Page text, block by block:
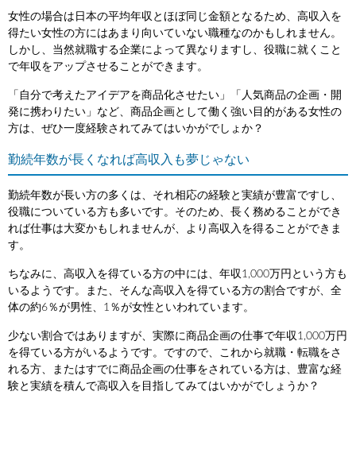
女性の場合は日本の平均年収とほぼ同じ金額となるため、高収入を
得たい女性の方にはあまり向いていない職種なのかもしれません。
しかし、当然就職する企業によって異なりますし、役職に就くこと
で年収をアップさせることができます。
「自分で考えたアイデアを商品化させたい」「人気商品の企画・開
発に携わりたい」など、商品企画として働く強い目的がある女性の
方は、ぜひ一度経験されてみてはいかがでしょか？
勤続年数が長くなれば高収入も夢じゃない
勤続年数が長い方の多くは、それ相応の経験と実績が豊富ですし、
役職についている方も多いです。そのため、長く務めることができ
れば仕事は大変かもしれませんが、より高収入を得ることができま
す。
ちなみに、高収入を得ている方の中には、年収1,000万円という方も
いるようです。また、そんな高収入を得ている方の割合ですが、全
体の約6％が男性、1％が女性といわれています。
少ない割合ではありますが、実際に商品企画の仕事で年収1,000万円
を得ている方がいるようです。ですので、これから就職・転職をさ
れる方、またはすでに商品企画の仕事をされている方は、豊富な経
験と実績を積んで高収入を目指してみてはいかがでしょうか？